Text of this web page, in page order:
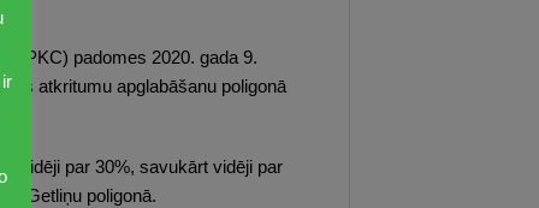
padomes 2020. gada 9.
atkritumu apglabāšanu poligonā
vidēji par 30%, savukārt vidēji par
Getliņu poligonā.